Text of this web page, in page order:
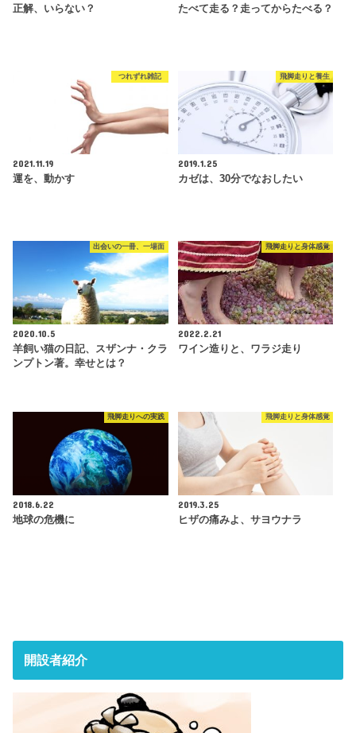
正解、いらない？
たべて走る？走ってからたべる？
つれずれ雑記
2021.11.19
運を、動かす
飛脚走りと養生
2019.1.25
カゼは、30分でなおしたい
出会いの一冊、一場面
2020.10.5
羊飼い猫の日記、スザンナ・クラ
ンプトン著。幸せとは？
飛脚走りと身体感覚
2022.2.21
ワイン造りと、ワラジ走り
飛脚走りへの実践
2018.6.22
地球の危機に
飛脚走りと身体感覚
2019.3.25
ヒザの痛みよ、サヨウナラ
開設者紹介